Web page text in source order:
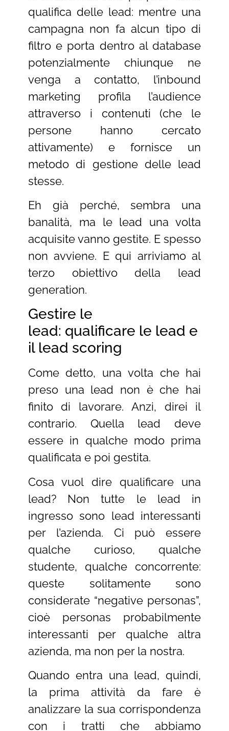
qualifica delle lead: mentre una
campagna non fa alcun tipo di
filtro e porta dentro al database
potenzialmente chiunque ne
venga a contatto, l’inbound
marketing profila l’audience
attraverso i contenuti (che le
persone hanno cercato
attivamente) e fornisce un
metodo di gestione delle lead
stesse.
Eh già perché, sembra una
banalità, ma le lead una volta
acquisite vanno gestite. E spesso
non avviene. E qui arriviamo al
terzo obiettivo della lead
generation.
Gestire le
lead: qualificare le lead e
il lead scoring
Come detto, una volta che hai
preso una lead non è che hai
finito di lavorare. Anzi, direi il
contrario. Quella lead deve
essere in qualche modo prima
qualificata e poi gestita.
Cosa vuol dire qualificare una
lead? Non tutte le lead in
ingresso sono lead interessanti
per l’azienda. Ci può essere
qualche curioso, qualche
studente, qualche concorrente:
queste solitamente sono
considerate “negative personas”,
cioè personas probabilmente
interessanti per qualche altra
azienda, ma non per la nostra.
Quando entra una lead, quindi,
la prima attività da fare è
analizzare la sua corrispondenza
con i tratti che abbiamo